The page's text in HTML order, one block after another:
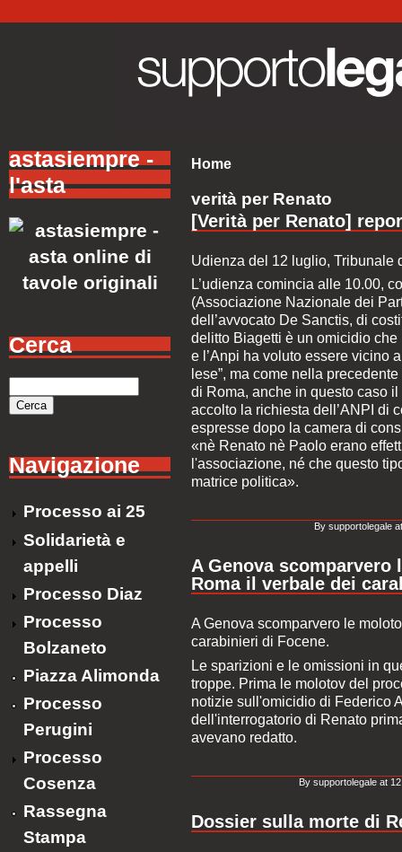
astasiempre -
l'asta
Cerca
Navigazione
Processo ai 25
Solidarietà e
appelli
Processo Diaz
Processo
Bolzaneto
Piazza Alimonda
Processo
Perugini
Processo
Cosenza
Rassegna
Stampa
Home
verità per Renato
[Verità per Renato]
Udienza del 12 luglio, Tribunale
L’udienza comincia alle 10.00,
(Associazione Nazionale dei
dell’avvocato De Sanctis, di
delitto Biagetti è un omicidio
e l’Anpi ha voluto essere vicino
lese”, ma come nella
di Roma, anche in questo caso
accolto la richiesta dell’ANPI di
espresse dopo la camera di
«nè Renato nè Paolo erano
l'associazione, né che questo
matrice politica».
By supportolegale
A Genova
Roma il verbale dei
A Genova scomparvero le
carabinieri di Focene.
Le sparizioni e le omissioni in
troppe. Prima le molotov del
notizie sull'omicidio di Federico
dell'interrogatorio di Renato
avevano redatto.
By supportolegale at
Dossier sulla morte di